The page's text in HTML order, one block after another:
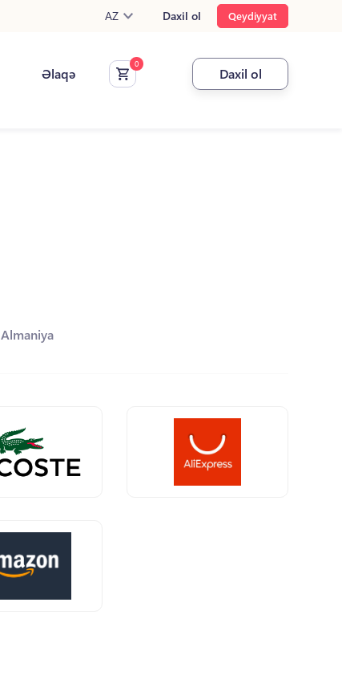
AZ Daxil ol Qeydiyyat
Əlaqə Daxil ol
Almaniya